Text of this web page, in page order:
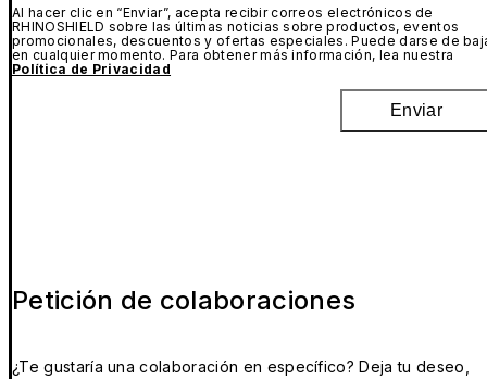
Al hacer clic en “Enviar”, acepta recibir correos electrónicos de
RHINOSHIELD sobre las últimas noticias sobre productos, eventos
promocionales, descuentos y ofertas especiales. Puede darse de
en cualquier momento. Para obtener más información, lea nuestra
Política de Privacidad
Enviar
Petición de colaboraciones
¿Te gustaría una colaboración en específico? Deja tu deseo,